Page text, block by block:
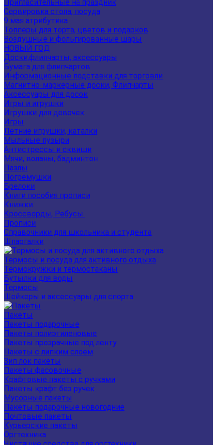
Пригласительные на праздник
Сервировка стола, посуда
9 мая атрибутика
Топперы для торта, цветов и подарков
Воздушные и фольгированные шары
НОВЫЙ ГОД
Доски,флипчарты, аксессуары
Бумага для флипчартов
Информационные подставки для торговли
Магнитно-маркерные доски, Флипчарты
Аксессуары для досок
Игры и игрушки
Игрушки для девочек
Игры
Летние игрушки, каталки
Мыльные пузыри
Антистрессы и сквиши
Мячи, воланы, бадминтон
Пазлы
Погремушки
Брелоки
Книги пособия прописи
Книжки
Кроссворды, Ребусы.
Прописи
Справочники для школьника и студента
Шпаргалки
Термосы и посуда для активного отдыха
Термокружки и термостаканы
Бутылки для воды
Термосы
Шейкеры и аксессуары для спорта
Пакеты
Пакеты подарочные
Пакеты полиэтиленовые
Пакеты прозрачные под ленту
Пакеты с липким слоем
Зип лок пакеты
Пакеты фасовочные
Крафтовые пакеты с ручками
Пакеты крафт без ручек
Мусорные пакеты
Пакеты подарочные новогодние
Почтовые пакеты
Курьерские пакеты
Оргтехника